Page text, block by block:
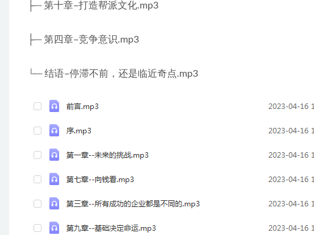
├─ 第十章–打造帮派文化.mp3
├─ 第四章–竞争意识.mp3
└─ 结语–停滞不前，还是临近奇点.mp3